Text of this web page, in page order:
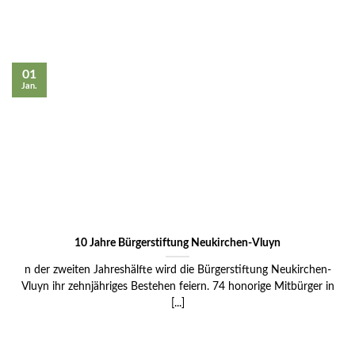
10 Jahre Bürgerstiftung Neukirchen-Vluyn
n der zweiten Jahreshälfte wird die Bürgerstiftung Neukirchen-
Vluyn ihr zehnjähriges Bestehen feiern. 74 honorige Mitbürger in
[...]
01
Jan.